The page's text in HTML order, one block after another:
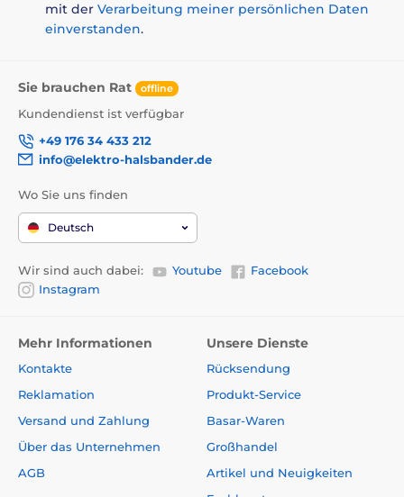
mit der Verarbeitung meiner persönlichen Daten
einverstanden.
Sie brauchen Rat offline
Kundendienst ist verfügbar
+49 176 34 433 212
info@elektro-halsbander.de
Wo Sie uns finden
Deutsch
Wir sind auch dabei: Youtube
Facebook
Instagram
Mehr Informationen
Kontakte
Reklamation
Versand und Zahlung
Über das Unternehmen
AGB
Unsere Dienste
Rücksendung
Produkt-Service
Basar-Waren
Großhandel
Artikel und Neuigkeiten